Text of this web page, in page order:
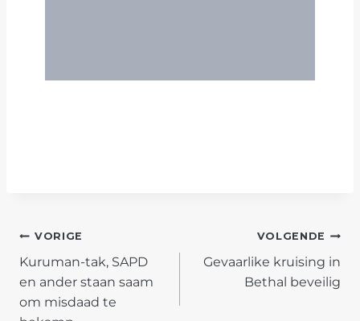
POST
NAVIGATION
VORIGE
Kuruman-tak, SAPD
en ander staan saam
om misdaad te
VOLGENDE
Gevaarlike kruising in
Bethal beveilig